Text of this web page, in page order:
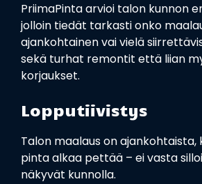
PriimaPinta arvioi talon kunnon
jolloin tiedät tarkasti onko
ajankohtainen vai vielä
sekä turhat remontit että liian
korjaukset.
Lopputiivistys
Talon maalaus on ajankohtaista,
pinta alkaa pettää – ei vasta
näkyvät kunnolla.